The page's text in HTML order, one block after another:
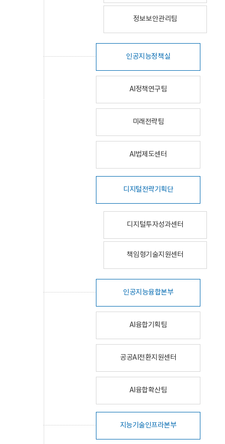
정보보안관리팀
인공지능정책실
AI정책연구팀
미래전략팀
AI법제도센터
디지털전략기획단
디지털투자성과센터
책임형기술지원센터
인공지능융합본부
AI융합기획팀
공공AI전환지원센터
AI융합확산팀
지능기술인프라본부